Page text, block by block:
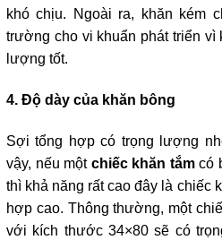
khó chịu. Ngoài ra, khăn kém
trường cho vi khuẩn phát triển vì
lượng tốt.
4. Độ dày của khăn bông
Sợi tổng hợp có trọng lượng
vậy, nếu một chiếc khăn tắm có
thì khả năng rất cao đây là chiếc
hợp cao. Thông thường, một
với kích thước 34×80 sẽ có